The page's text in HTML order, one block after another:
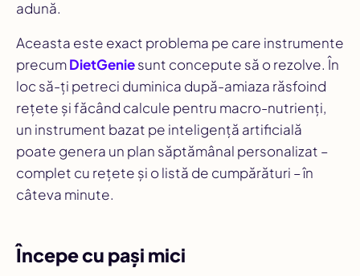
adună.
Aceasta este exact problema pe care instrumente
precumDietGeniesunt concepute să o rezolve. În
loc să-ți petreci duminica după-amiaza răsfoind
rețete și făcând calcule pentru macro-nutrienți,
un instrument bazat pe inteligență artificială
poate genera un plan săptămânal personalizat –
complet cu rețete și o listă de cumpărături – în
câteva minute.
Începe cu pași mici